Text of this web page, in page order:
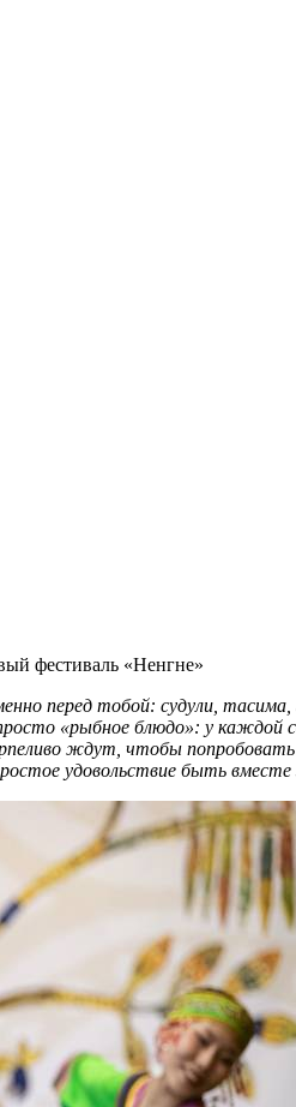
фестиваль «Ненгне»
перед тобой: судули,
«рыбное блюдо»: у каждой
ждут, чтобы
удовольствие быть